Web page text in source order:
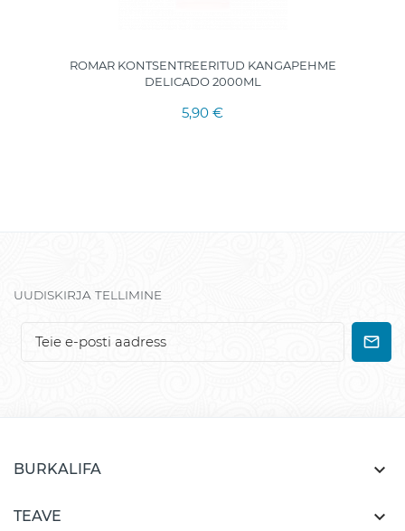
ROMAR KONTSENTREERITUD KANGAPEHME
DELICADO 2000ML
5,90 €
UUDISKIRJA TELLIMINE
BURKALIFA 
TEAVE 